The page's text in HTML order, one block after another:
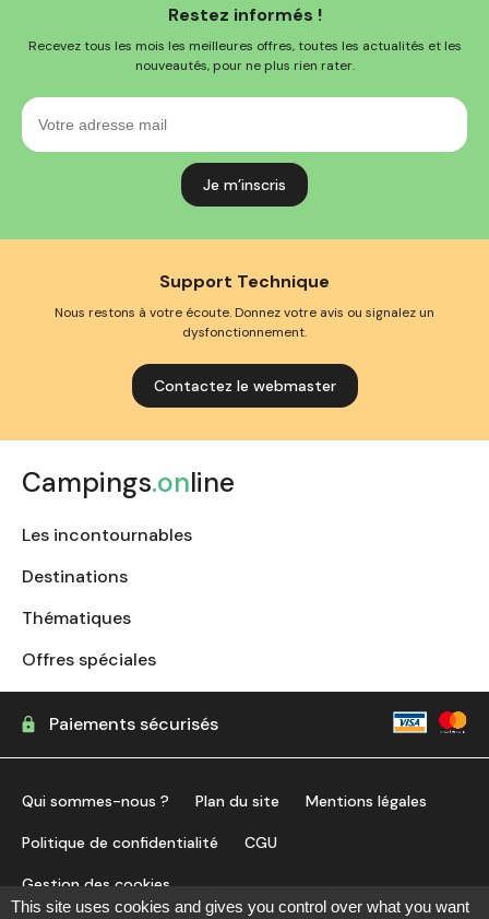
Restez informés !
Recevez tous les mois les meilleures offres, toutes les actualités et les
nouveautés, pour ne plus rien rater.
Votre
adresse
mail
Support Technique
Nous restons à votre écoute. Donnez votre avis ou signalez un
dysfonctionnement.
Contactez le webmaster
Campings.online
Les incontournables
Destinations
Thématiques
Offres spéciales
Paiements sécurisés
Qui sommes-nous ? Plan du site Mentions légales
Politique de confidentialité CGU
Gestion des cookies
This site uses cookies and gives you control over what you want